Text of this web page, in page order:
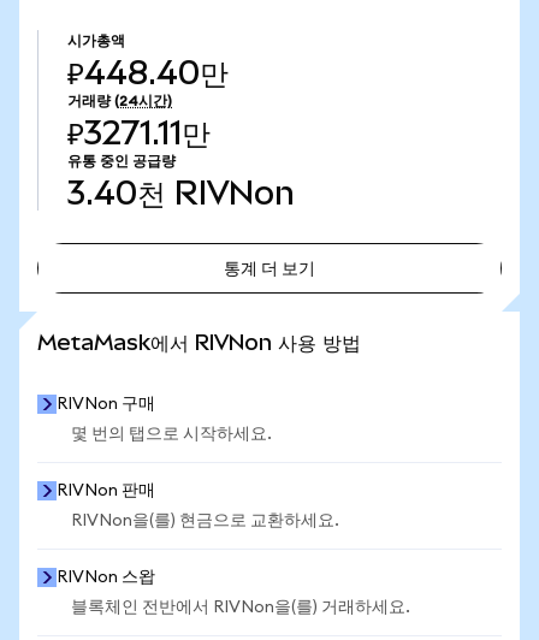
시가총액
₽448.40만
거래량 (24시간)
₽3271.11만
유통 중인 공급량
3.40천 RIVNon
통계 더 보기
MetaMask에서 RIVNon 사용 방법
RIVNon 구매
몇 번의 탭으로 시작하세요.
RIVNon 판매
RIVNon을(를) 현금으로 교환하세요.
RIVNon 스왑
블록체인 전반에서 RIVNon을(를) 거래하세요.